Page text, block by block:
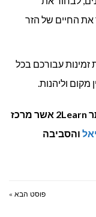
החיים של הזר
זמינות עבורכם בכל
וליהנות.
, ניתן להכנס לאתר 2Learn אשר מרכז
והסביבה
פוסט הבא »